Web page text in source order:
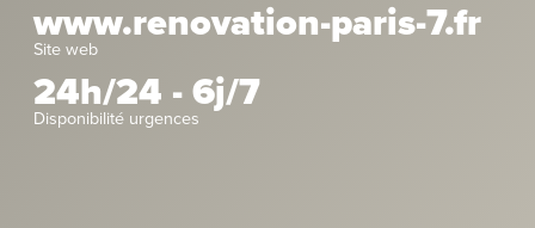
www.renovation-paris-7.fr
Site web
24h/24 - 6j/7
Disponibilité urgences